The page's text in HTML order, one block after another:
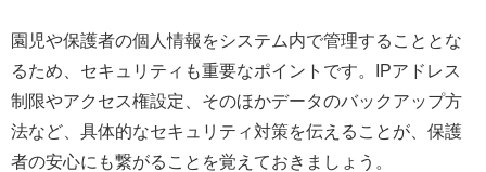
園児や保護者の個人情報をシステム内で管理することとな
るため、セキュリティも重要なポイントです。IPアドレス
制限やアクセス権設定、そのほかデータのバックアップ方
法など、具体的なセキュリティ対策を伝えることが、保護
者の安心にも繋がることを覚えておきましょう。